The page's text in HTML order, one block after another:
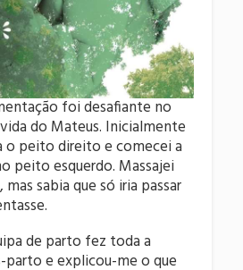
foi desafiante no
do Mateus. Inicialmente
o peito direito e comecei a
peito esquerdo. Massajei
sabia que só iria passar
de parto fez toda a
e explicou-me o que